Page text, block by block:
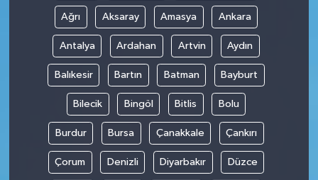
Ağrı Aksaray Amasya Ankara
Antalya Ardahan Artvin Aydın
Balıkesir Bartın Batman Bayburt
Bilecik Bingöl Bitlis Bolu
Burdur Bursa Çanakkale Çankırı
Çorum Denizli Diyarbakır Düzce